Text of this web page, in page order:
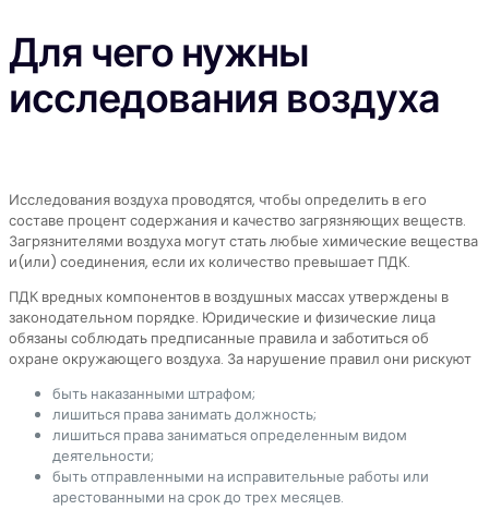
Для чего нужны
исследования воздуха
Исследования воздуха проводятся, чтобы определить в его
составе процент содержания и качество загрязняющих веществ.
Загрязнителями воздуха могут стать любые химические вещества
и(или) соединения, если их количество превышает ПДК.
ПДК вредных компонентов в воздушных массах утверждены в
законодательном порядке. Юридические и физические лица
обязаны соблюдать предписанные правила и заботиться об
охране окружающего воздуха. За нарушение правил они рискуют
быть наказанными штрафом;
лишиться права занимать должность;
лишиться права заниматься определенным видом
деятельности;
быть отправленными на исправительные работы или
арестованными на срок до трех месяцев.